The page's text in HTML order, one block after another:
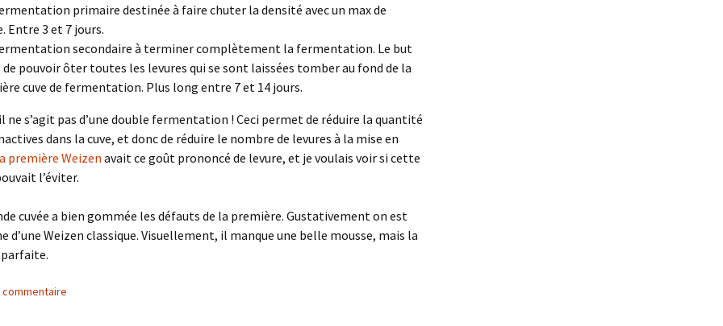
primaire destinée à faire chuter la densité avec un max de
Entre 3 et 7 jours.
secondaire à terminer complètement la fermentation. Le but
pouvoir ôter toutes les levures qui se sont laissées tomber au fond de la
cuve de fermentation. Plus long entre 7 et 14 jours.
s’agit pas d’une double fermentation ! Ceci permet de réduire la quantité
dans la cuve, et donc de réduire le nombre de levures à la mise en
première Weizen avait ce goût prononcé de levure, et je voulais voir si cette
l’éviter.
cuvée a bien gommée les défauts de la première. Gustativement on est
d’une Weizen classique. Visuellement, il manque une belle mousse, mais la
commentaire